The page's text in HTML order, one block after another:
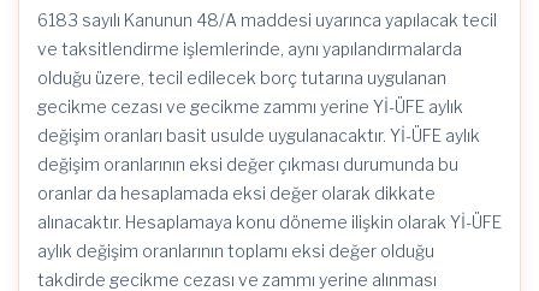
6183 sayılı Kanunun 48/A maddesi uyarınca yapılacak tecil
ve taksitlendirme işlemlerinde, aynı yapılandırmalarda
olduğu üzere, tecil edilecek borç tutarına uygulanan
gecikme cezası ve gecikme zammı yerine Yİ-ÜFE aylık
değişim oranları basit usulde uygulanacaktır. Yİ-ÜFE aylık
değişim oranlarının eksi değer çıkması durumunda bu
oranlar da hesaplamada eksi değer olarak dikkate
alınacaktır. Hesaplamaya konu döneme ilişkin olarak Yİ-ÜFE
aylık değişim oranlarının toplamı eksi değer olduğu
takdirde gecikme cezası ve zammı yerine alınması